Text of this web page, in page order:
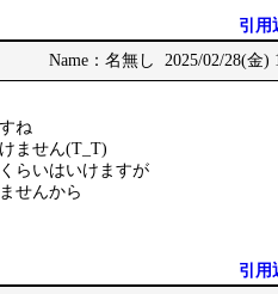
引用
Name：名無し 2025/02/28(金)
ね
ません(T_T)
いはいけますが
せんから
引用